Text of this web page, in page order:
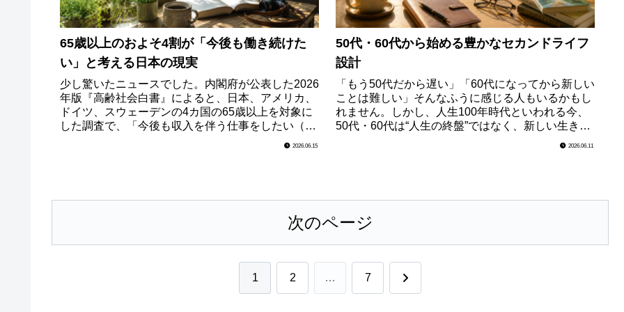
65歳以上のおよそ4割が「今後も働き続けた
い」と考える日本の現実
少し驚いたニュースでした。内閣府が公表した2026
年版『高齢社会白書』によると、日本、アメリカ、
ドイツ、スウェーデンの4カ国の65歳以上を対象に
した調査で、「今後も収入を伴う仕事をしたい（続
けたい）」と答えた人の割合は、日本が39.0％と2026.06.15
50代・60代から始める豊かなセカンドライフ
設計
「もう50代だから遅い」「60代になってから新しい
ことは難しい」そんなふうに感じる人もいるかもし
れません。しかし、人生100年時代といわれる今、
50代・60代は“人生の終盤”ではなく、新しい生き方
をデザインするための大切な転換期です。子育て...
2026.06.11
次のページ
1 2 … 7 次